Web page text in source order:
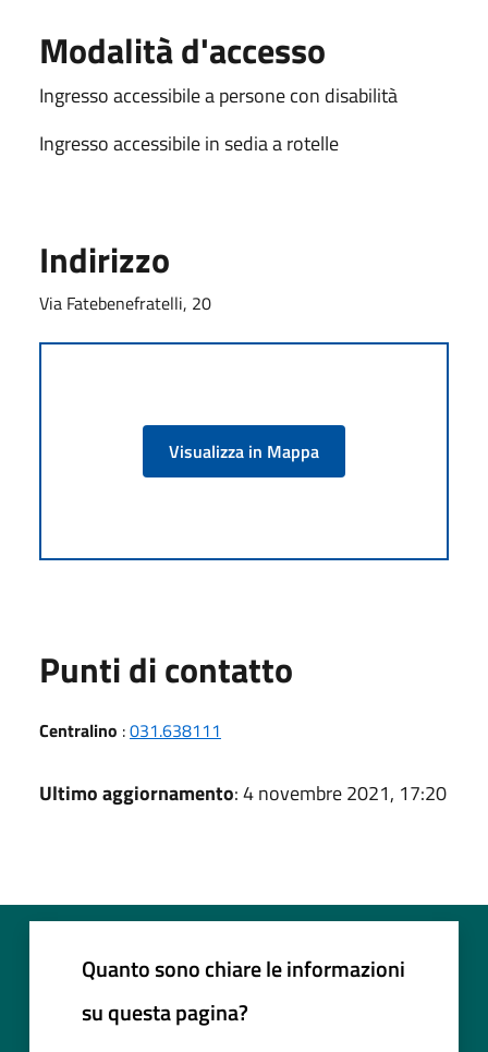
Modalità d'accesso
Ingresso accessibile a persone con disabilità
Ingresso accessibile in sedia a rotelle
Indirizzo
Via Fatebenefratelli, 20
Visualizza in Mappa
Punti di contatto
Centralino :031.638111
Ultimo aggiornamento: 4 novembre 2021, 17:20
Quanto sono chiare le informazioni
su questa pagina?